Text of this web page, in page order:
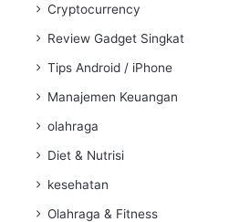
Cryptocurrency
Review Gadget Singkat
Tips Android / iPhone
Manajemen Keuangan
olahraga
Diet & Nutrisi
kesehatan
Olahraga & Fitness